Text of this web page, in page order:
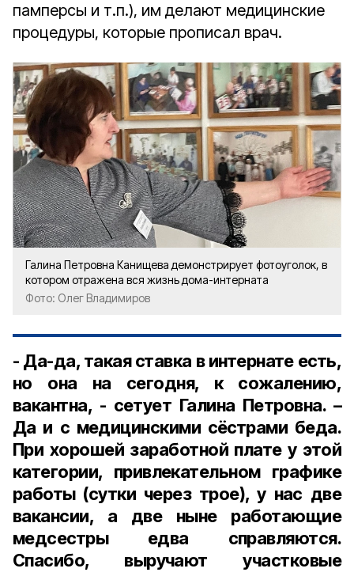
памперсы и т.п.), им делают медицинские
процедуры, которые прописал врач.
Галина Петровна Канищева демонстрирует фотоуголок, в
котором отражена вся жизнь дома-интерната
Фото: Олег Владимиров
- Да-да, такая ставка в интернате есть,
но она на сегодня, к сожалению,
вакантна, - сетует Галина Петровна. –
Да и с медицинскими сёстрами беда.
При хорошей заработной плате у этой
категории, привлекательном графике
работы (сутки через трое), у нас две
вакансии, а две ныне работающие
медсестры едва справляются.
Спасибо, выручают участковые